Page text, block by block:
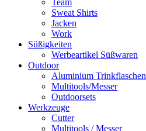
Sweat Shirts
Jacken
Work
Süßigkeiten
Werbeartikel Süßwaren
Outdoor
Aluminium Trinkflaschen
Multitools/Messer
Outdoorsets
Werkzeuge
Cutter
Multitools / Messer